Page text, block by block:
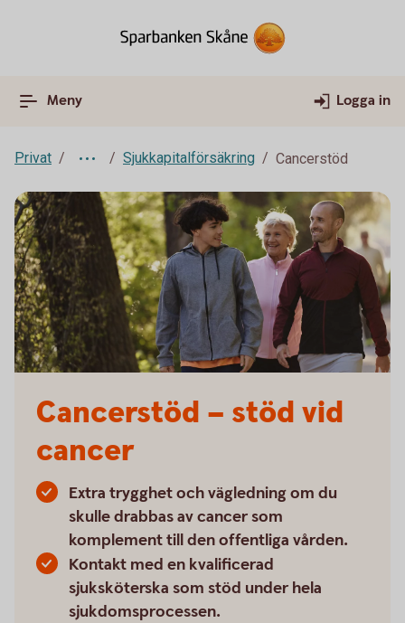
Meny Logga in
Privat Sjukkapitalförsäkring Cancerstöd
Cancerstöd – stöd vid
cancer
Extra trygghet och vägledning om du
skulle drabbas av cancer som
komplement till den offentliga vården.
Kontakt med en kvalificerad
sjuksköterska som stöd under hela
sjukdomsprocessen.